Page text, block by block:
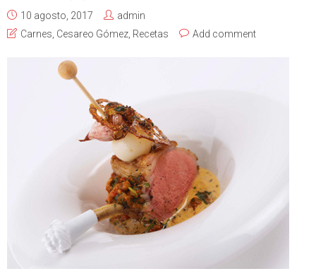
10 agosto, 2017
admin
Carnes Cesareo Gómez Recetas Add comment